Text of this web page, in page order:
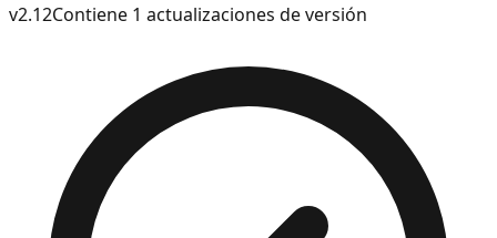
v2.12Contiene 1 actualizaciones de versión